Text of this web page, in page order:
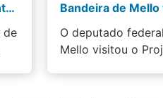
Bandeira de Mello participa de encontro promovido pelo Viva Rio e debate o futuro do…
de
O deputado
Mello visitou o